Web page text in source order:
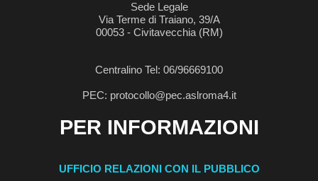
Sede Legale
Via Terme di Traiano, 39/A
00053 - Civitavecchia (RM)
Centralino Tel: 06/96669100
PEC: protocollo@pec.aslroma4.it
PER INFORMAZIONI
UFFICIO RELAZIONI CON IL PUBBLICO